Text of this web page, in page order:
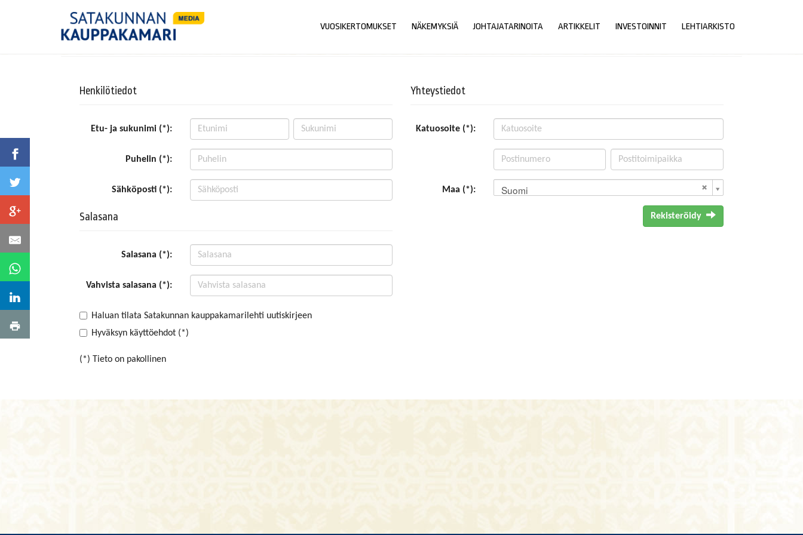
VUOSIKERTOMUKSET NÄKEMYKSIÄ JOHTAJATARINOITA ARTIKKELIT INVESTOINNIT LEHTIARKISTO
Henkilötiedot
Etu- ja sukunimi (*):
Puhelin (*):
Sähköposti (*):
Salasana
Salasana (*):
Vahvista salasana (*):
Yhteystiedot
Katuosoite (*):
Maa (*): Suomi
Rekisteröidy
Haluan tilata Satakunnan kauppakamarilehti uutiskirjeen
Hyväksyn käyttöehdot (*)
(*) Tieto on pakollinen